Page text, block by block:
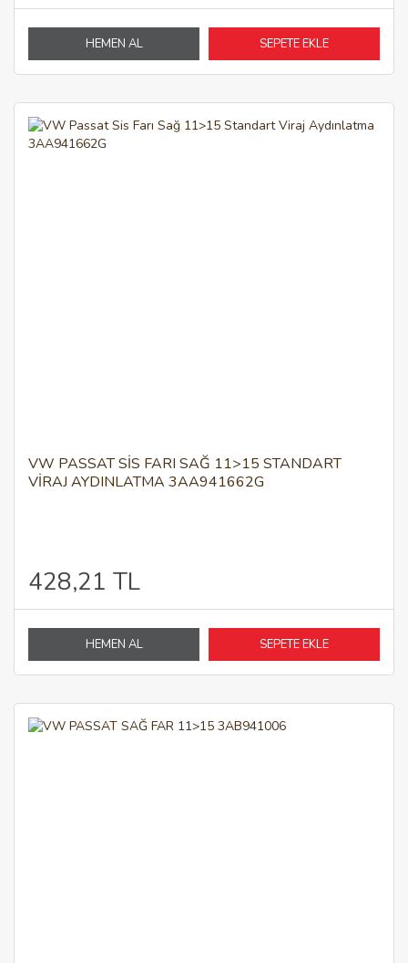
HEMEN AL SEPETE EKLE
VW PASSAT SIS FARI SAĞ 11>15 STANDART
VIRAJ AYDINLATMA 3AA941662G
428,21 TL
HEMEN AL SEPETE EKLE